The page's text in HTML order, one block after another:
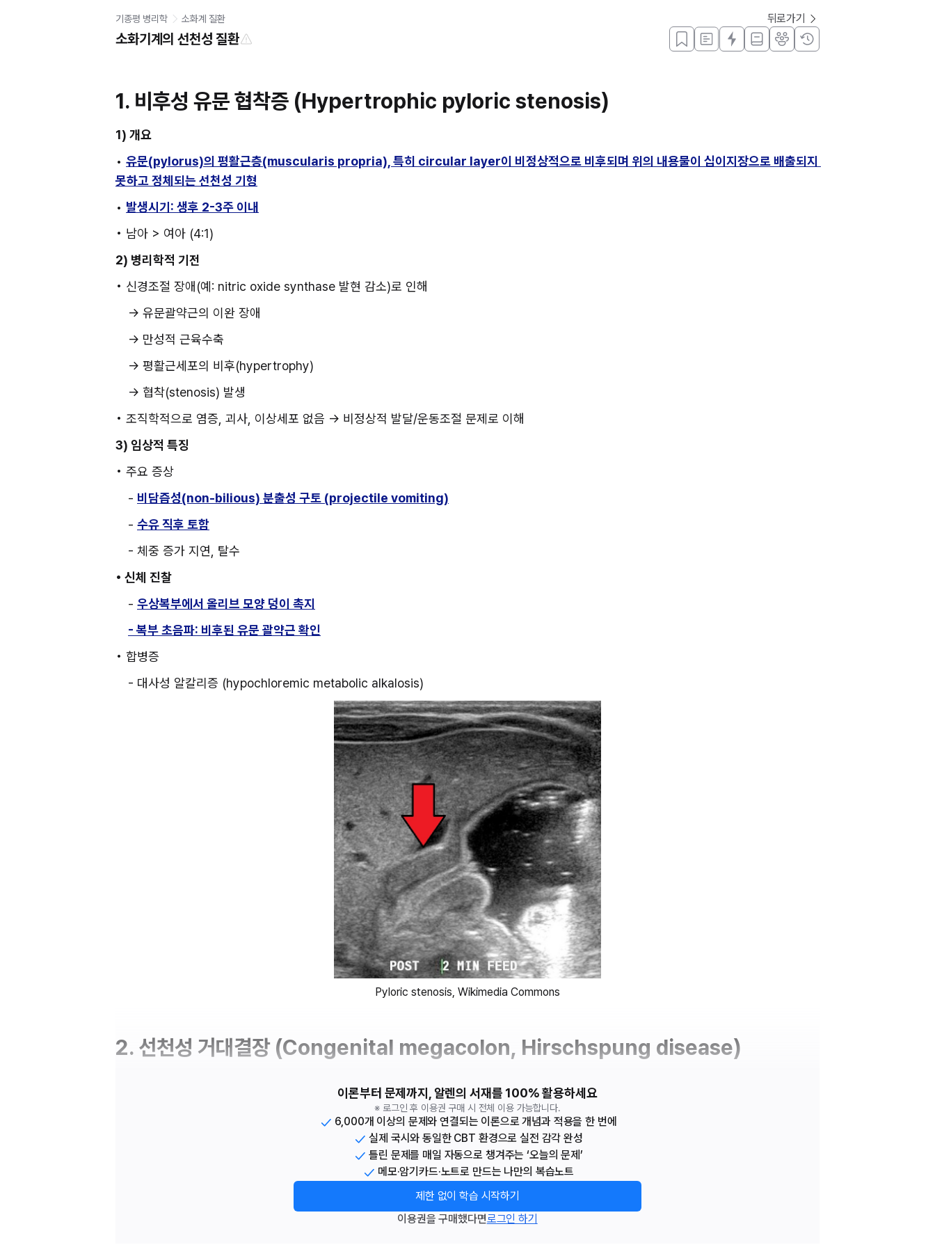
기종평 병리학 소화계 질환 뒤로가기
소화기계의 선천성 질환
1. 비후성 유문 협착증 (Hypertrophic pyloric stenosis)
1) 개요
• 유문(pylorus)의 평활근층(muscularis propria), 특히 circular layer이 비정상적으로 비후되며 위의 내용물이 십이지장으로 배출되지
못하고 정체되는 선천성 기형
• 발생시기: 생후 2-3주 이내
• 남아 > 여아 (4:1)
2) 병리학적 기전
• 신경조절 장애(예: nitric oxide synthase 발현 감소)로 인해
→ 유문괄약근의 이완 장애
→ 만성적 근육수축
→ 평활근세포의 비후(hypertrophy)
→ 협착(stenosis) 발생
• 조직학적으로 염증, 괴사, 이상세포 없음 → 비정상적 발달/운동조절 문제로 이해
3) 임상적 특징
• 주요 증상
- 비담즙성(non-bilious) 분출성 구토 (projectile vomiting)
- 수유 직후 토함
- 체중 증가 지연, 탈수
• 신체 진찰
- 우상복부에서 올리브 모양 덩이 촉지
- 복부 초음파: 비후된 유문 괄약근 확인
• 합병증
- 대사성 알칼리증 (hypochloremic metabolic alkalosis)
Pyloric stenosis, Wikimedia Commons
2. 선천성 거대결장 (Congenital megacolon, Hirschspung disease)
이론부터 문제까지, 알렌의 서재를 100% 활용하세요
※ 로그인 후 이용권 구매 시 전체 이용 가능합니다.
6,000개 이상의 문제와 연결되는 이론으로 개념과 적용을 한 번에
실제 국시와 동일한 CBT 환경으로 실전 감각 완성
틀린 문제를 매일 자동으로 챙겨주는 ‘오늘의 문제’
메모·암기카드·노트로 만드는 나만의 복습노트
제한 없이 학습 시작하기
이용권을 구매했다면로그인 하기